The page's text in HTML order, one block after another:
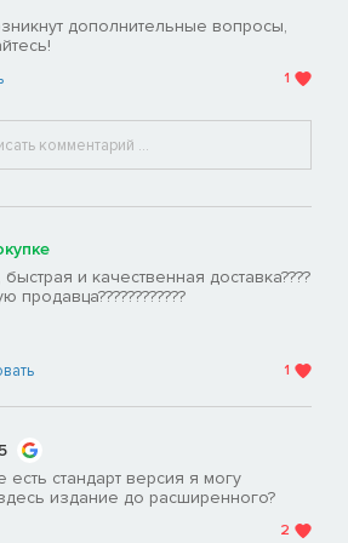
дополнительные вопросы,
1
и качественная доставка????
продавца????????????
1
стандарт версия я могу
издание до расширенного?
2